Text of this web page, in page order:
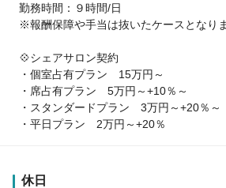
勤務時間：９時間/日
※報酬保障や手当は抜いたケースとなり
💠シェアサロン契約
・個室占有プラン 15万円～
・席占有プラン 5万円～+10％～
・スタンダードプラン 3万円～+20％～
・平日プラン 2万円～+20％
休日